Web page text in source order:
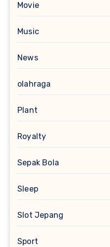
Movie
Music
News
olahraga
Plant
Royalty
Sepak Bola
Sleep
Slot Jepang
Sport